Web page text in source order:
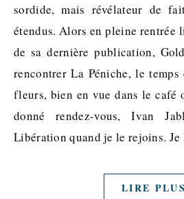
sordide, mais révélateur de
étendus. Alors en pleine rentrée
de sa dernière publication,
rencontrer La Péniche, le temps
fleurs, bien en vue dans le café
donné rendez-vous, Ivan
Libération quand je le rejoins.
LIRE PLUS